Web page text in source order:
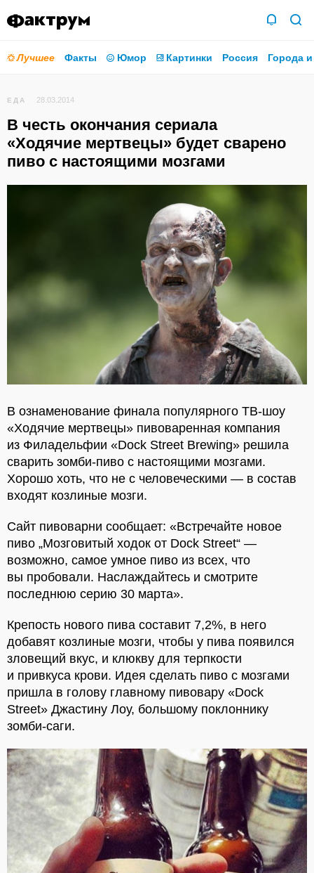
Лучшее Факты Юмор Картинки Россия Города
ЕДА 28.03.2014
В честь окончания сериала
«Ходячие мертвецы» будет сварено
пиво с настоящими мозгами
В ознаменование финала популярного ТВ-шоу
«Ходячие мертвецы» пивоваренная компания
из Филадельфии «Dock Street Brewing» решила
сварить зомби-пиво с настоящими мозгами.
Хорошо хоть, что не с человеческими — в состав
входят козлиные мозги.
Сайт пивоварни сообщает: «Встречайте новое
пиво „Мозговитый ходок от Dock Street“ —
возможно, самое умное пиво из всех, что
вы пробовали. Наслаждайтесь и смотрите
последнюю серию 30 марта».
Крепость нового пива составит 7,2%, в него
добавят козлиные мозги, чтобы у пива появился
зловещий вкус, и клюкву для терпкости
и привкуса крови. Идея сделать пиво с мозгами
пришла в голову главному пивовару «Dock
Street» Джастину Лоу, большому поклоннику
зомби-саги.